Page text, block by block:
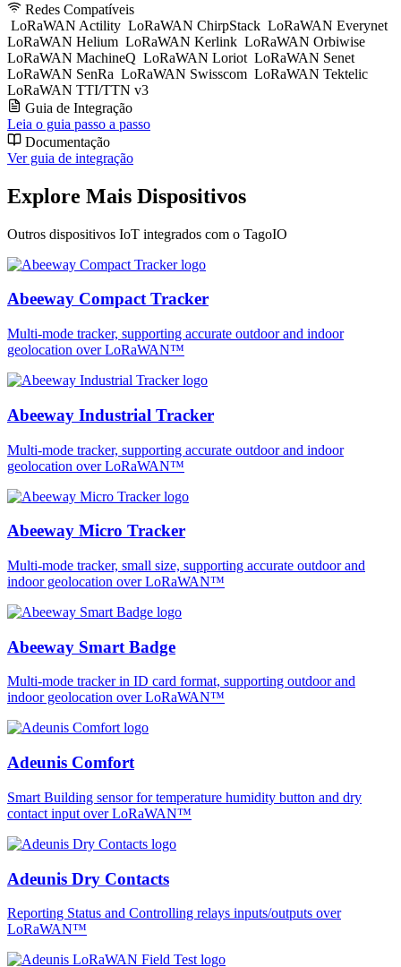
Redes Compatíveis
LoRaWAN Actility LoRaWAN ChirpStack LoRaWAN Everynet
LoRaWAN Helium LoRaWAN Kerlink LoRaWAN Orbiwise
LoRaWAN MachineQ LoRaWAN Loriot LoRaWAN Senet
LoRaWAN SenRa LoRaWAN Swisscom LoRaWAN Tektelic
LoRaWAN TTI/TTN v3
Guia de Integração
Leia o guia passo a passo
Documentação
Ver guia de integração
Explore Mais Dispositivos
Outros dispositivos IoT integrados com o TagoIO
Abeeway Compact Tracker
Multi-mode tracker, supporting accurate outdoor and indoor
geolocation over LoRaWAN™
Abeeway Industrial Tracker
Multi-mode tracker, supporting accurate outdoor and indoor
geolocation over LoRaWAN™
Abeeway Micro Tracker
Multi-mode tracker, small size, supporting accurate outdoor and
indoor geolocation over LoRaWAN™
Abeeway Smart Badge
Multi-mode tracker in ID card format, supporting outdoor and
indoor geolocation over LoRaWAN™
Adeunis Comfort
Smart Building sensor for temperature humidity button and dry
contact input over LoRaWAN™
Adeunis Dry Contacts
Reporting Status and Controlling relays inputs/outputs over
LoRaWAN™